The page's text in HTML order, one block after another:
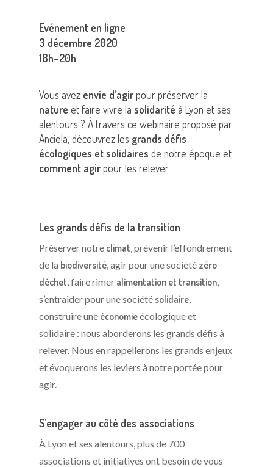
Evénement en ligne
3 décembre 2020
18h–20h
Vous avez envie d’agirpour préserver la
natureet faire vivre lasolidarité à Lyon et ses
alentours ? À travers ce webinaire proposé par
Anciela, découvrez les grands défis
écologiques et solidairesde notre époque et
comment agirpour les relever.
Les grands défis de la transition
Préserver notre climat,prévenir l’effondrement
de la biodiversité, agir pour une société zéro
déchet, faire rimer alimentation et transition,
s’entraider pour une société solidaire,
construire une économieécologique et
solidaire : nous aborderons les grands défis à
relever. Nous en rappellerons les grands enjeux
et évoquerons les leviers à notre portée pour
agir.
S’engager au côté des associations
À Lyon et ses alentours, plus de 700
associations et initiatives ont besoin de vous